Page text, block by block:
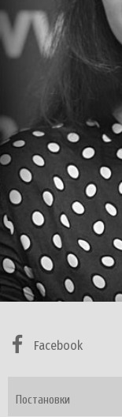
Facebook
Постановки